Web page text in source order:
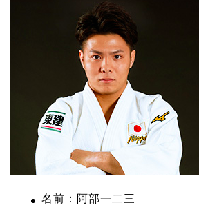
名前：阿部一二三